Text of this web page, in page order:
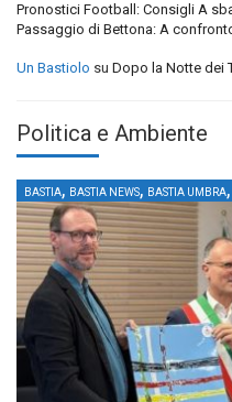
Pronostici Football: Consigli A
Passaggio di Bettona: A
Un Bastiolo su Dopo la Notte dei
Politica e Ambiente
BASTIA, BASTIA NEWS, BASTIA UMBRA,